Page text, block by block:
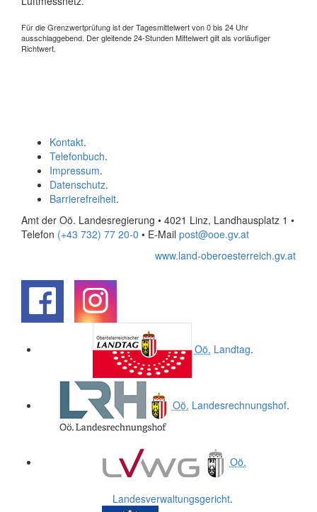
Für die Grenzwertprüfung ist der Tagesmittelwert von 0 bis 24 Uhr
ausschlaggebend. Der gleitende 24-Stunden Mittelwert gilt als vorläufiger
Richtwert.
Kontakt.
Telefonbuch.
Impressum.
Datenschutz.
Barrierefreiheit.
Amt der Oö. Landesregierung • 4021 Linz, Landhausplatz 1 •
Telefon (+43 732) 77 20-0 • E-Mail post@ooe.gv.at
www.land-oberoesterreich.gv.at
Oö. Landtag.
Oö. Landesrechnungshof.
Oö.
Landesverwaltungsgericht.